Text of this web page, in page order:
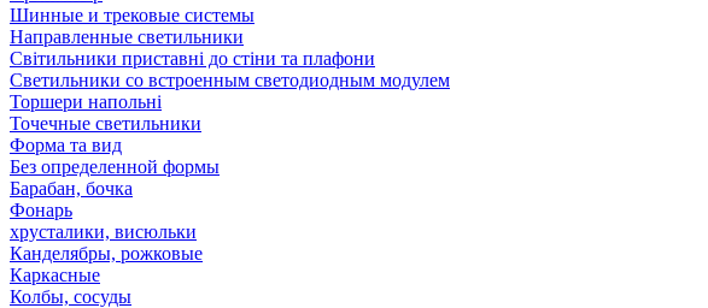
Шинные и трековые системы
Направленные светильники
Світильники приставні до стіни та плафони
Светильники со встроенным светодиодным модулем
Торшери напольні
Точечные светильники
Форма та вид
Без определенной формы
Барабан, бочка
Фонарь
хрусталики, висюльки
Канделябры, рожковые
Каркасные
Колбы, сосуды